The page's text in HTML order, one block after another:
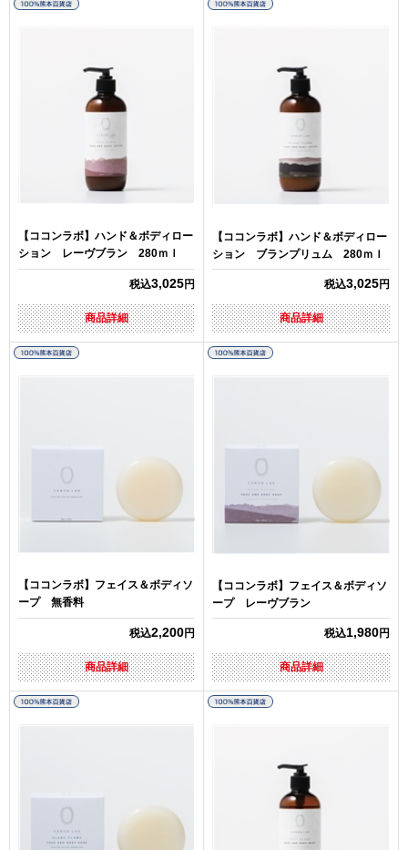
【ココンラボ】ハンド＆ボディロー
ション レーヴブラン 280ｍｌ
税込3,025円
商品詳細
【ココンラボ】ハンド＆ボディロー
ション ブランプリュム 280ｍｌ
税込3,025円
商品詳細
【ココンラボ】フェイス＆ボディソ
ープ 無香料
税込2,200円
商品詳細
【ココンラボ】フェイス＆ボディソ
ープ レーヴブラン
税込1,980円
商品詳細